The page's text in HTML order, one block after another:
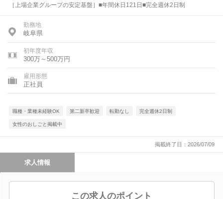
［上場企業グループの安定基盤］■年間休日121日■完全週休2日制
勤務地
岐阜県
初年度年収
300万～500万円
雇用形態
正社員
職種・業種未経験OK 第二新卒歓迎 転勤なし 完全週休2日制
女性のおしごと掲載中
掲載終了日：2026/07/09
求人情報
この求人のポイント